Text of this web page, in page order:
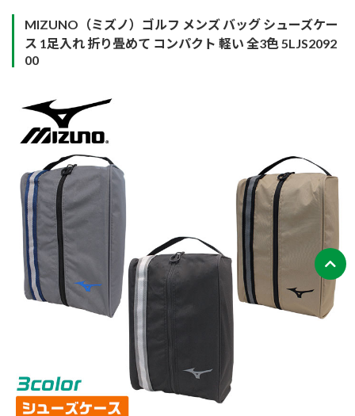
MIZUNO（ミズノ）ゴルフ メンズ バッグ シューズケー
ス 1足入れ 折り畳めて コンパクト 軽い 全3色 5LJS2092
00